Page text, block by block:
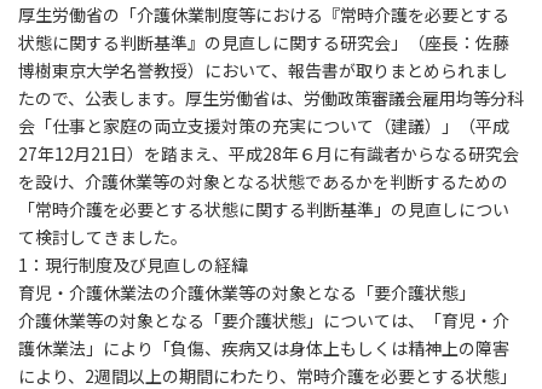
厚生労働省の「介護休業制度等における『常時介護を必要とする
状態に関する判断基準』の見直しに関する研究会」（座長：佐藤
博樹東京大学名誉教授）において、報告書が取りまとめられまし
たので、公表します。厚生労働省は、労働政策審議会雇用均等分科
会「仕事と家庭の両立支援対策の充実について（建議）」（平成
27年12月21日）を踏まえ、平成28年６月に有識者からなる研究会
を設け、介護休業等の対象となる状態であるかを判断するための
「常時介護を必要とする状態に関する判断基準」の見直しについ
て検討してきました。
1 ：現行制度及び見直しの経緯
育児・介護休業法の介護休業等の対象となる「要介護状態」
介護休業等の対象となる「要介護状態」については、「育児・介
護休業法」により「負傷、疾病又は身体上もしくは精神上の障害
により、2週間以上の期間にわたり、常時介護を必要とする状態」